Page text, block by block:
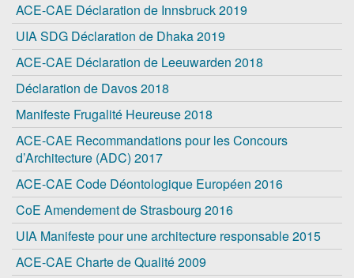
ACE-CAE Déclaration de Innsbruck 2019
UIA SDG Déclaration de Dhaka 2019
ACE-CAE Déclaration de Leeuwarden 2018
Déclaration de Davos 2018
Manifeste Frugalité Heureuse 2018
ACE-CAE Recommandations pour les Concours
d’Architecture (ADC) 2017
ACE-CAE Code Déontologique Européen 2016
CoE Amendement de Strasbourg 2016
UIA Manifeste pour une architecture responsable 2015
ACE-CAE Charte de Qualité 2009